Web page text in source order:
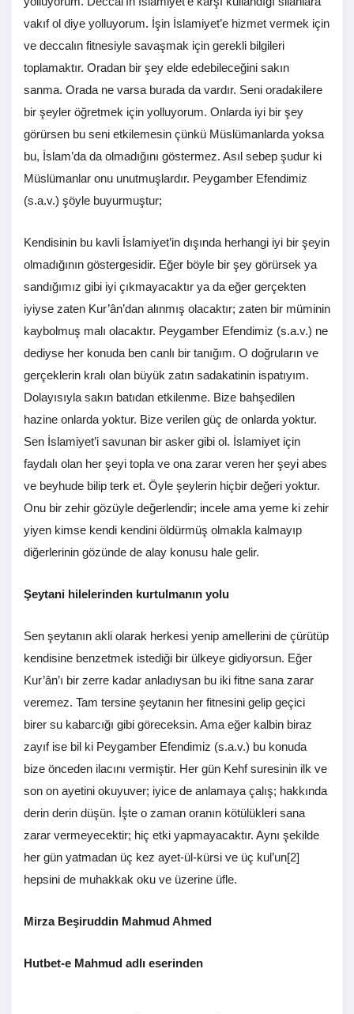
vakıf ol diye yolluyorum. İşin İslamiyet’e hizmet vermek için
ve deccalın fitnesiyle savaşmak için gerekli bilgileri
toplamaktır. Oradan bir şey elde edebileceğini sakın
sanma. Orada ne varsa burada da vardır. Seni oradakilere
bir şeyler öğretmek için yolluyorum. Onlarda iyi bir şey
görürsen bu seni etkilemesin çünkü Müslümanlarda yoksa
bu, İslam’da da olmadığını göstermez. Asıl sebep şudur ki
Müslümanlar onu unutmuşlardır. Peygamber Efendimiz
(s.a.v.) şöyle buyurmuştur;
Kendisinin bu kavli İslamiyet’in dışında herhangi iyi bir şeyin
olmadığının göstergesidir. Eğer böyle bir şey görürsek ya
sandığımız gibi iyi çıkmayacaktır ya da eğer gerçekten
iyiyse zaten Kur’ân’dan alınmış olacaktır; zaten bir müminin
kaybolmuş malı olacaktır. Peygamber Efendimiz (s.a.v.) ne
dediyse her konuda ben canlı bir tanığım. O doğruların ve
gerçeklerin kralı olan büyük zatın sadakatinin ispatıyım.
Dolayısıyla sakın batıdan etkilenme. Bize bahşedilen
hazine onlarda yoktur. Bize verilen güç de onlarda yoktur.
Sen İslamiyet’i savunan bir asker gibi ol. İslamiyet için
faydalı olan her şeyi topla ve ona zarar veren her şeyi abes
ve beyhude bilip terk et. Öyle şeylerin hiçbir değeri yoktur.
Onu bir zehir gözüyle değerlendir; incele ama yeme ki zehir
yiyen kimse kendi kendini öldürmüş olmakla kalmayıp
diğerlerinin gözünde de alay konusu hale gelir.
Şeytani hilelerinden kurtulmanın yolu
Sen şeytanın akli olarak herkesi yenip amellerini de çürütüp
kendisine benzetmek istediği bir ülkeye gidiyorsun. Eğer
Kur’ân’ı bir zerre kadar anladıysan bu iki fitne sana zarar
veremez. Tam tersine şeytanın her fitnesini gelip geçici
birer su kabarcığı gibi göreceksin. Ama eğer kalbin biraz
zayıf ise bil ki Peygamber Efendimiz (s.a.v.) bu konuda
bize önceden ilacını vermiştir. Her gün Kehf suresinin ilk ve
son on ayetini okuyuver; iyice de anlamaya çalış; hakkında
derin derin düşün. İşte o zaman oranın kötülükleri sana
zarar vermeyecektir; hiç etki yapmayacaktır. Aynı şekilde
her gün yatmadan üç kez ayet-ül-kürsi ve üç kul’un[2]
hepsini de muhakkak oku ve üzerine üfle.
Mirza Beşiruddin Mahmud Ahmed
Hutbet-e Mahmud adlı eserinden